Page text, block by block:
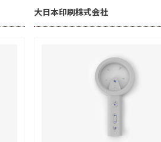
大日本印刷株式会社